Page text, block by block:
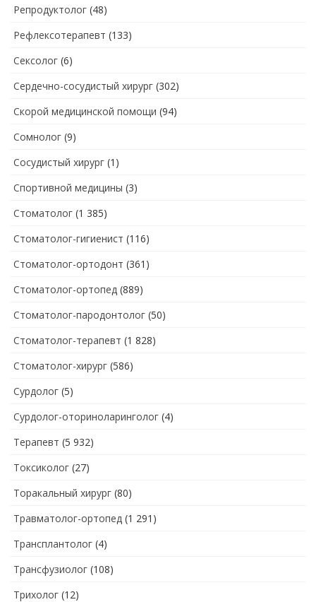
Репродуктолог (48)
Рефлексотерапевт (133)
Сексолог (6)
Сердечно-сосудистый хирург (302)
Скорой медицинской помощи (94)
Сомнолог (9)
Сосудистый хирург (1)
Спортивной медицины (3)
Стоматолог (1 385)
Стоматолог-гигиенист (116)
Стоматолог-ортодонт (361)
Стоматолог-ортопед (889)
Стоматолог-пародонтолог (50)
Стоматолог-терапевт (1 828)
Стоматолог-хирург (586)
Сурдолог (5)
Сурдолог-оториноларинголог (4)
Терапевт (5 932)
Токсиколог (27)
Торакальный хирург (80)
Травматолог-ортопед (1 291)
Трансплантолог (4)
Трансфузиолог (108)
Трихолог (12)